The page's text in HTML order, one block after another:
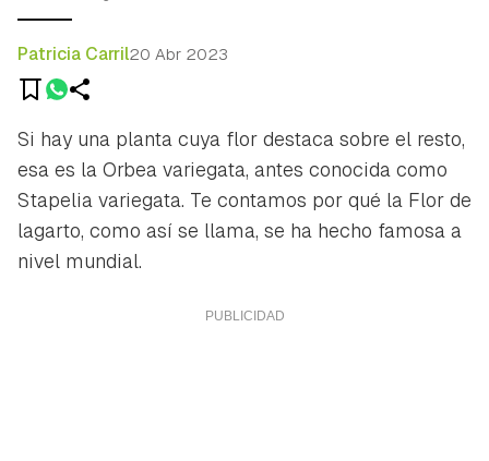
Patricia Carril20 Abr 2023
Si hay una planta cuya flor destaca sobre el resto,
esa es la Orbea variegata, antes conocida como
Stapelia variegata. Te contamos por qué la Flor de
lagarto, como así se llama, se ha hecho famosa a
nivel mundial.